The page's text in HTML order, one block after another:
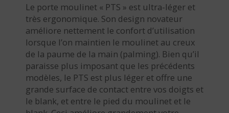
Le porte moulinet « PTS » est ultra-léger et
très ergonomique. Son design novateur
améliore nettement le confort d’utilisation
lorsque l’on maintien le moulinet au creux
de la paume de la main (palming). Bien qu’il
paraisse plus imposant que les précédents
modèles, le PTS est plus léger et offre une
grande surface de contact entre vos doigts et
le blank, et entre le pied du moulinet et le